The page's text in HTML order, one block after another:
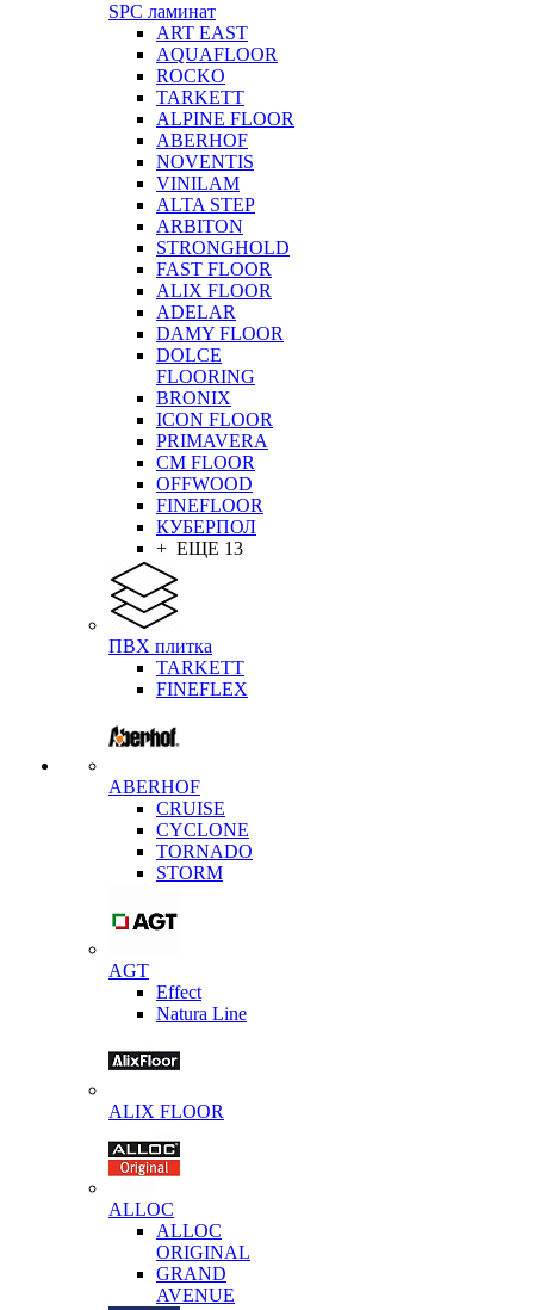
SPC ламинат
ART EAST
AQUAFLOOR
ROCKO
TARKETT
ALPINE FLOOR
ABERHOF
NOVENTIS
VINILAM
ALTA STEP
ARBITON
STRONGHOLD
FAST FLOOR
ALIX FLOOR
ADELAR
DAMY FLOOR
DOLCE
FLOORING
BRONIX
ICON FLOOR
PRIMAVERA
CM FLOOR
OFFWOOD
FINEFLOOR
КУБЕРПОЛ
+ ЕЩЕ 13
ПВХ плитка
TARKETT
FINEFLEX
ABERHOF
CRUISE
CYCLONE
TORNADO
STORM
AGT
Effect
Natura Line
ALIX FLOOR
ALLOC
ALLOC
ORIGINAL
GRAND
AVENUE